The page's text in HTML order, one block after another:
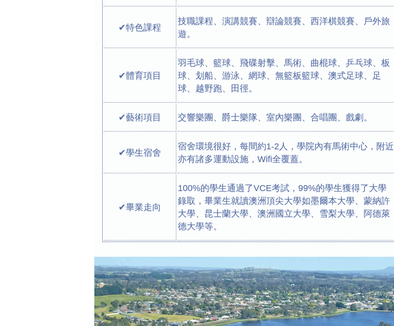
✔特色課程
技職課程、演講競賽、辯論競賽、西洋棋競賽、戶外旅
遊。
✔體育項目
羽毛球、籃球、飛碟射擊、馬術、曲棍球、乒乓球、板
球、划船、游泳、網球、無籃板籃球、澳式足球、足
球、越野跑、田徑。
✔藝術項目 交響樂團、爵士樂隊、室內樂團、合唱團、戲劇。
✔學生宿舍
宿舍環境很好，每間約1-2人，學院內有馬術中心，附近
亦有諸多運動設施，Wifi全覆蓋。
✔畢業走向
100%的學生通過了VCE考試，99%的學生獲得了大學
錄取，畢業生就讀澳洲頂尖大學如墨爾本大學、蒙納許
大學、昆士蘭大學、澳洲國立大學、雪梨大學、阿德萊
德大學等。